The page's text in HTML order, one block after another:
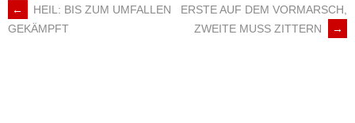
ARTIKEL-
←
HEIL: BIS ZUM UMFALLEN
GEKÄMPFT
ERSTE AUF DEM VORMARSCH,
ZWEITE MUSS ZITTERN
→